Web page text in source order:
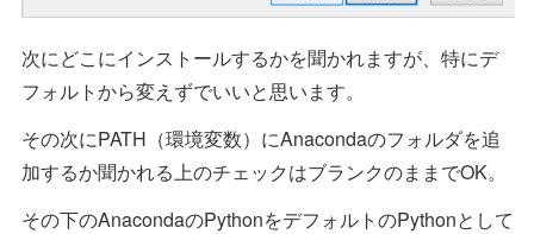
次にどこにインストールするかを聞かれますが、特にデ
フォルトから変えずでいいと思います。
その次にPATH（環境変数）にAnacondaのフォルダを追
加するか聞かれる上のチェックはブランクのままでOK。
その下のAnacondaのPythonをデフォルトのPythonとして